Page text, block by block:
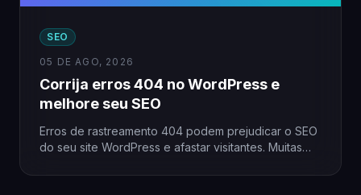
SEO
05 DE AGO, 2026
Corrija erros 404 no WordPress e
melhore seu SEO
Erros de rastreamento 404 podem prejudicar o SEO
do seu site WordPress e afastar visitantes. Muitas